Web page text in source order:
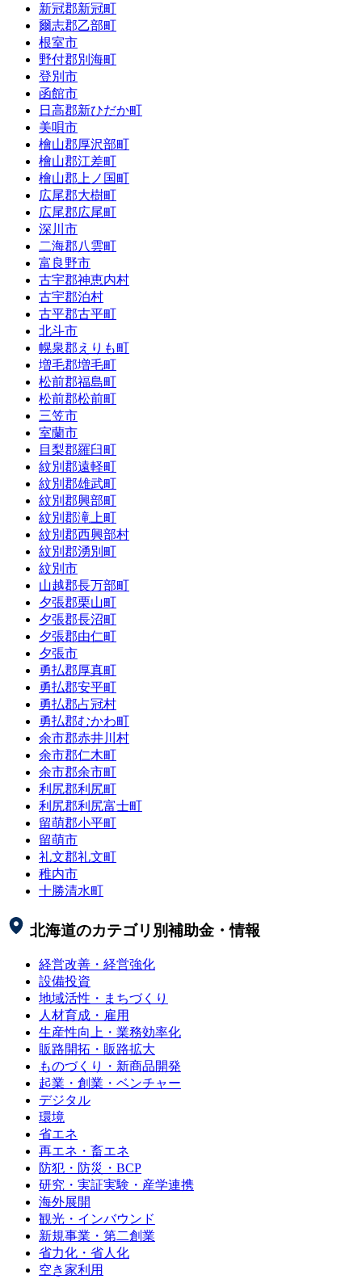
新冠郡新冠町
爾志郡乙部町
根室市
野付郡別海町
登別市
函館市
日高郡新ひだか町
美唄市
檜山郡厚沢部町
檜山郡江差町
檜山郡上ノ国町
広尾郡大樹町
広尾郡広尾町
深川市
二海郡八雲町
富良野市
古宇郡神恵内村
古宇郡泊村
古平郡古平町
北斗市
幌泉郡えりも町
増毛郡増毛町
松前郡福島町
松前郡松前町
三笠市
室蘭市
目梨郡羅臼町
紋別郡遠軽町
紋別郡雄武町
紋別郡興部町
紋別郡滝上町
紋別郡西興部村
紋別郡湧別町
紋別市
山越郡長万部町
夕張郡栗山町
夕張郡長沼町
夕張郡由仁町
夕張市
勇払郡厚真町
勇払郡安平町
勇払郡占冠村
勇払郡むかわ町
余市郡赤井川村
余市郡仁木町
余市郡余市町
利尻郡利尻町
利尻郡利尻富士町
留萌郡小平町
留萌市
礼文郡礼文町
稚内市
十勝清水町
北海道のカテゴリ別補助金・情報
経営改善・経営強化
設備投資
地域活性・まちづくり
人材育成・雇用
生産性向上・業務効率化
販路開拓・販路拡大
ものづくり・新商品開発
起業・創業・ベンチャー
デジタル
環境
省エネ
再エネ・畜エネ
防犯・防災・BCP
研究・実証実験・産学連携
海外展開
観光・インバウンド
新規事業・第二創業
省力化・省人化
空き家利用